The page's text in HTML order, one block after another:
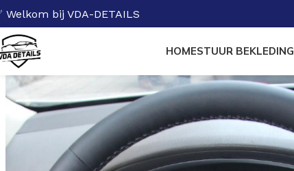
Welkom bij VDA-DETAILS
HOMESTUUR BEKLEDING